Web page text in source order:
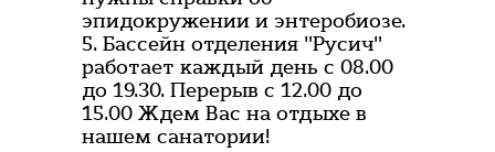
эпидокружении и энтеробиозе.
5. Бассейн отделения "Русич"
работает каждый день с 08.00
до 19.30. Перерыв с 12.00 до
15.00 Ждем Вас на отдыхе в
нашем санатории!